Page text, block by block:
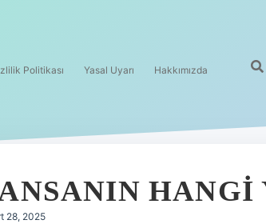
Politikası Yasal Uyarı Hakkımızda
HANGI
28, 2025